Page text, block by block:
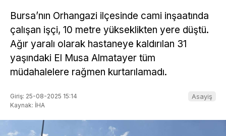
Bursa’nın Orhangazi ilçesinde cami inşaatında
çalışan işçi, 10 metre yükseklikten yere düştü.
Ağır yaralı olarak hastaneye kaldırılan 31
yaşındaki El Musa Almatayer tüm
müdahalelere rağmen kurtarılamadı.
Giriş: 25-08-2025 15:14
Kaynak: İHA
Asayiş